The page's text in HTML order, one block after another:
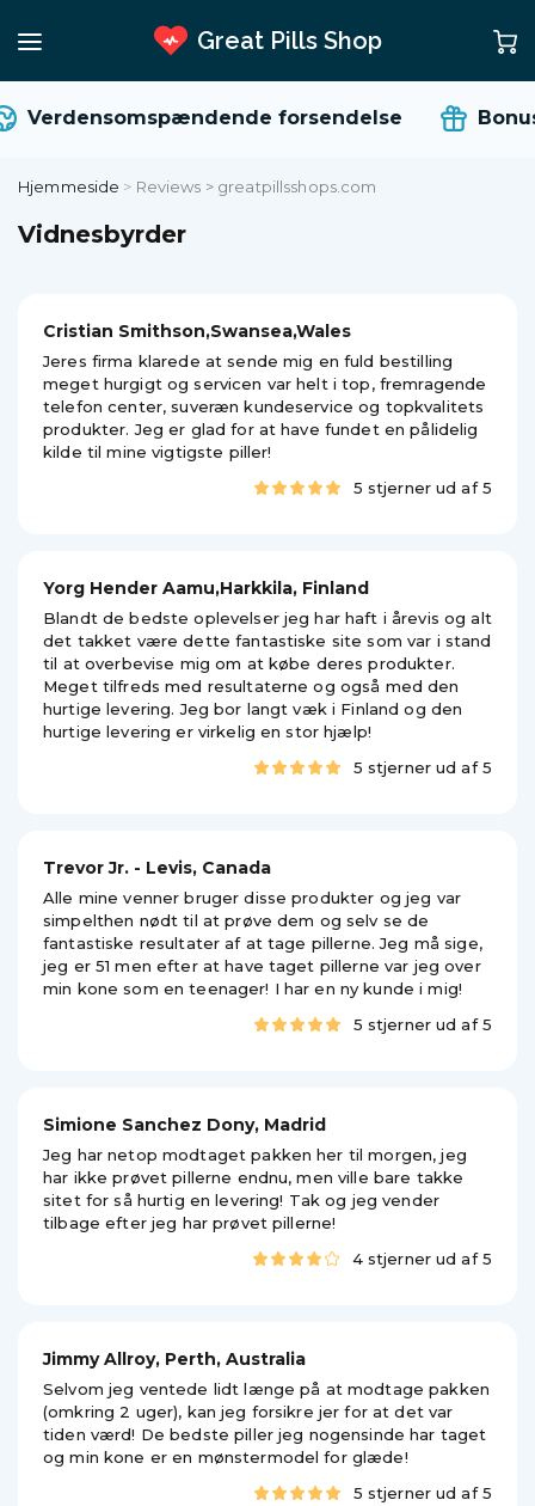
Great Pills Shop
Verdensomspændende forsendelse
Hjemmeside > Reviews > greatpillsshops.com
Vidnesbyrder
Cristian Smithson,Swansea,Wales
Jeres firma klarede at sende mig en fuld bestilling
meget hurgigt og servicen var helt i top, fremragende
telefon center, suveræn kundeservice og topkvalitets
produkter. Jeg er glad for at have fundet en pålidelig
kilde til mine vigtigste piller!
5 stjerner ud af 5
Yorg Hender Aamu,Harkkila, Finland
Blandt de bedste oplevelser jeg har haft i årevis og alt
det takket være dette fantastiske site som var i stand
til at overbevise mig om at købe deres produkter.
Meget tilfreds med resultaterne og også med den
hurtige levering. Jeg bor langt væk i Finland og den
hurtige levering er virkelig en stor hjælp!
5 stjerner ud af 5
Trevor Jr. - Levis, Canada
Alle mine venner bruger disse produkter og jeg var
simpelthen nødt til at prøve dem og selv se de
fantastiske resultater af at tage pillerne. Jeg må sige,
jeg er 51 men efter at have taget pillerne var jeg over
min kone som en teenager! I har en ny kunde i mig!
5 stjerner ud af 5
Simione Sanchez Dony, Madrid
Jeg har netop modtaget pakken her til morgen, jeg
har ikke prøvet pillerne endnu, men ville bare takke
sitet for så hurtig en levering! Tak og jeg vender
tilbage efter jeg har prøvet pillerne!
4 stjerner ud af 5
Jimmy Allroy, Perth, Australia
Selvom jeg ventede lidt længe på at modtage pakken
(omkring 2 uger), kan jeg forsikre jer for at det var
tiden værd! De bedste piller jeg nogensinde har taget
og min kone er en mønstermodel for glæde!
5 stjerner ud af 5